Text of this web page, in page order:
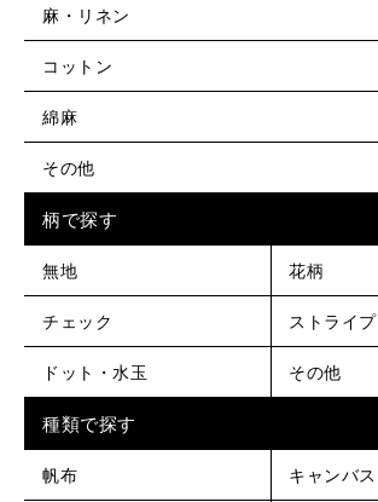
麻・リネン
コットン
綿麻
その他
柄で探す
無地 花柄
チェック ストライプ
ドット・水玉 その他
種類で探す
帆布 キャンバス